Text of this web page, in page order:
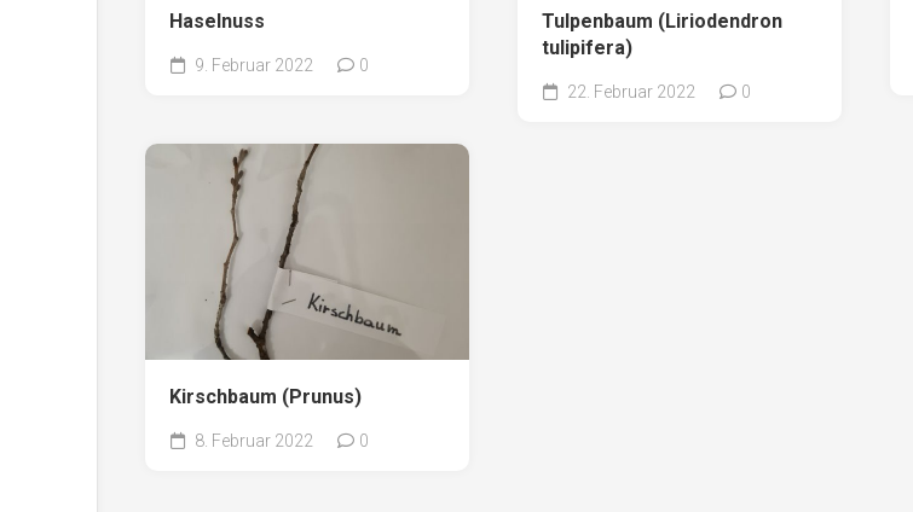
Haselnuss
9. Februar 2022 0
Tulpenbaum (Liriodendron
tulipifera)
22. Februar 2022 0
Kirschbaum (Prunus)
8. Februar 2022 0